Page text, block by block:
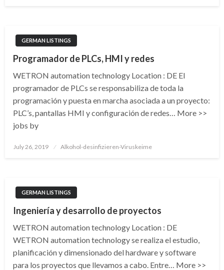
GERMAN LISTINGS
Programador de PLCs, HMI y redes
WETRON automation technology Location : DE El
programador de PLCs se responsabiliza de toda la
programación y puesta en marcha asociada a un proyecto:
PLC’s, pantallas HMI y configuración de redes… More >>
jobs by
Posted
July 26, 2019 Alkohol-desinfizieren-Viruskeime
GERMAN LISTINGS
Ingeniería y desarrollo de proyectos
WETRON automation technology Location : DE
WETRON automation technology se realiza el estudio,
planificación y dimensionado del hardware y software
para los proyectos que llevamos a cabo. Entre… More >>